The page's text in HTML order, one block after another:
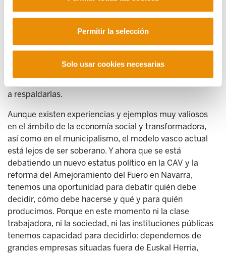
Permitir la selección
Solo usar cookies necesarias
existentes: no se les exige a las empresas que a cambio
de las ayudas públicas se garantice la estabilidad del
empleo, la inversión local, el compromiso de
permanencia en el territorio o la transición ecológica y,
mayoría de decisiones que condicionan el futuro de
a respaldarlas.
Aunque existen experiencias y ejemplos muy valiosos
en el ámbito de la economía social y transformadora,
así como en el municipalismo, el modelo vasco actual
está lejos de ser soberano. Y ahora que se está
debatiendo un nuevo estatus político en la CAV y la
reforma del Amejoramiento del Fuero en Navarra,
tenemos una oportunidad para debatir quién debe
decidir, cómo debe hacerse y qué y para quién
producimos. Porque en este momento ni la clase
trabajadora, ni la sociedad, ni las instituciones públicas
tenemos capacidad para decidirlo: dependemos de
grandes empresas situadas fuera de Euskal Herria,